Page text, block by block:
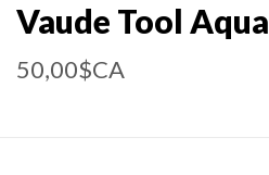
Vaude Tool Aqua
50,00$CA